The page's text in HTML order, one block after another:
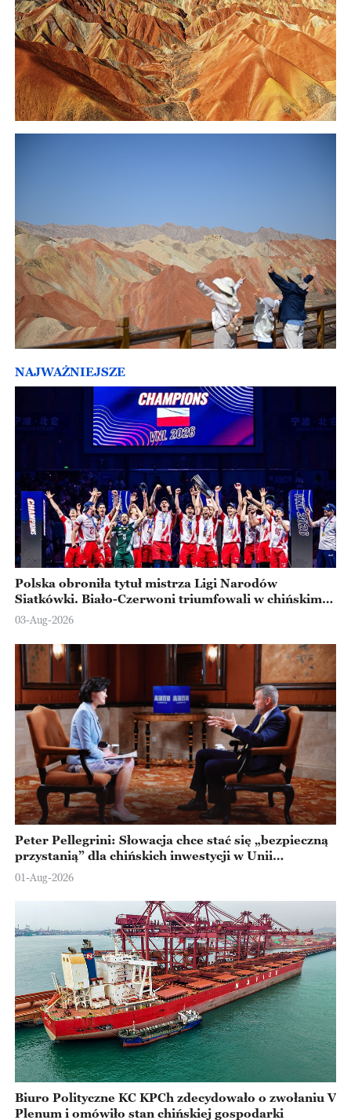
NAJWAŻNIEJSZE
Polska obroniła tytuł mistrza Ligi Narodów
Siatkówki. Biało-Czerwoni triumfowali w chińskim
Ningbo
03-Aug-2026
Peter Pellegrini: Słowacja chce stać się „bezpieczną
przystanią” dla chińskich inwestycji w Unii
Europejskiej
01-Aug-2026
Biuro Polityczne KC KPCh zdecydowało o zwołaniu V
Plenum i omówiło stan chińskiej gospodarki